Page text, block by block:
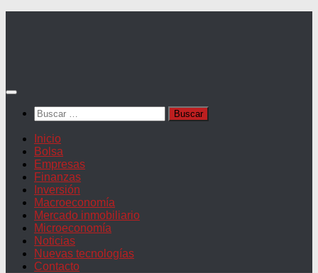
Buscar:
Inicio
Bolsa
Empresas
Finanzas
Inversión
Macroeconomía
Mercado inmobiliario
Microeconomía
Noticias
Nuevas tecnologías
Contacto